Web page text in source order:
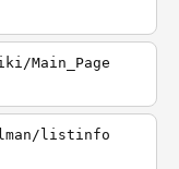
Main_Page
listinfo